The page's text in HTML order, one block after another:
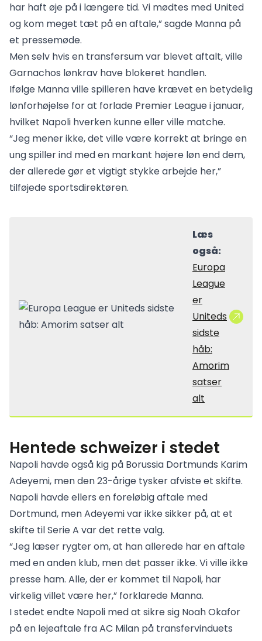
har haft øje på i længere tid. Vi mødtes med United
og kom meget tæt på en aftale,” sagde Manna på
et pressemøde.
Men selv hvis en transfersum var blevet aftalt, ville
Garnachos lønkrav have blokeret handlen.
Ifølge Manna ville spilleren have krævet en betydelig
lønforhøjelse for at forlade Premier League i januar,
hvilket Napoli hverken kunne eller ville matche.
“Jeg mener ikke, det ville være korrekt at bringe en
ung spiller ind med en markant højere løn end dem,
der allerede gør et vigtigt stykke arbejde her,”
tilføjede sportsdirektøren.
Læs
også:
Europa
League
er
Uniteds
sidste
håb:
Amorim
satser
alt
Hentede schweizer i stedet
Napoli havde også kig på Borussia Dortmunds Karim
Adeyemi, men den 23-årige tysker afviste et skifte.
Napoli havde ellers en foreløbig aftale med
Dortmund, men Adeyemi var ikke sikker på, at et
skifte til Serie A var det rette valg.
“Jeg læser rygter om, at han allerede har en aftale
med en anden klub, men det passer ikke. Vi ville ikke
presse ham. Alle, der er kommet til Napoli, har
virkelig villet være her,” forklarede Manna.
I stedet endte Napoli med at sikre sig Noah Okafor
på en lejeaftale fra AC Milan på transfervinduets